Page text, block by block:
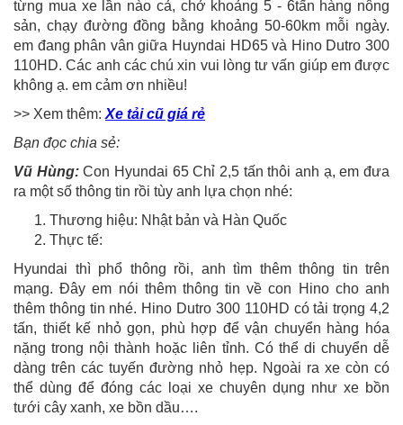
từng mua xe lần nào cả, chở khoảng 5 - 6tấn hàng nông
sản, chạy đường đồng bằng khoảng 50-60km mỗi ngày.
em đang phân vân giữa Huyndai HD65 và Hino Dutro 300
110HD. Các anh các chú xin vui lòng tư vấn giúp em được
không ạ. em cảm ơn nhiều!
>> Xem thêm: Xe tải cũ giá rẻ
Bạn đọc chia sẻ:
Vũ Hùng:Con Hyundai 65 Chỉ 2,5 tấn thôi anh ạ, em đưa
ra một số thông tin rồi tùy anh lựa chọn nhé:
Thương hiệu: Nhật bản và Hàn Quốc
Thực tế:
Hyundai thì phổ thông rồi, anh tìm thêm thông tin trên
mạng. Đây em nói thêm thông tin về con Hino cho anh
thêm thông tin nhé. Hino Dutro 300 110HD có tải trọng 4,2
tấn, thiết kế nhỏ gọn, phù hợp để vận chuyển hàng hóa
nặng trong nội thành hoặc liên tỉnh. Có thể di chuyển dễ
dàng trên các tuyến đường nhỏ hẹp. Ngoài ra xe còn có
thể dùng để đóng các loại xe chuyên dụng như xe bồn
tưới cây xanh, xe bồn dầu….